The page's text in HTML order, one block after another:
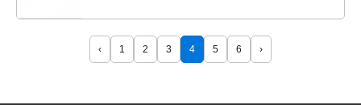
‹ 1 2 3 4 5 6 ›